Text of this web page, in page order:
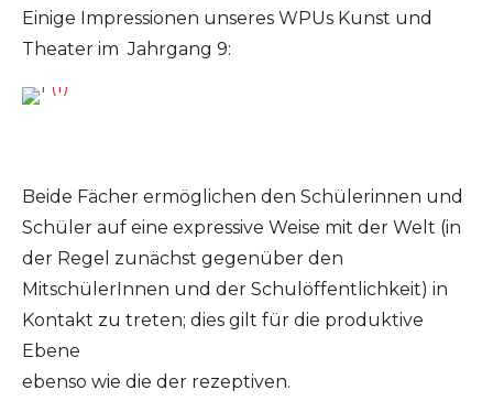
Einige Impressionen unseres WPUs Kunst und
Theater im Jahrgang 9:
Beide Fächer ermöglichen den Schülerinnen und
Schüler auf eine expressive Weise mit der Welt (in
der Regel zunächst gegenüber den
MitschülerInnen und der Schulöffentlichkeit) in
Kontakt zu treten; dies gilt für die produktive
Ebene
ebenso wie die der rezeptiven.